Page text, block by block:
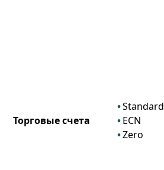
Торговые счета
Standard
ECN
Zero